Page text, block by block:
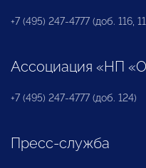
+7 (495) 247-4777 (доб. 116,
Ассоциация «НП
+7 (495) 247-4777 (доб. 124)
Пресс-служба